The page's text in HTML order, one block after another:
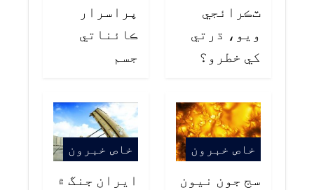
ٽڪرائجي
ويو، ڌرتي
کي خطرو؟
پراسرار
ڪائناتي
جسم
خاص خبرون
سج جون نيون
خاص خبرون
ايران جنگ ۾